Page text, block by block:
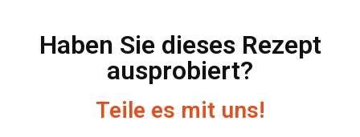
Haben Sie dieses Rezept
ausprobiert?
Teile es mit uns!